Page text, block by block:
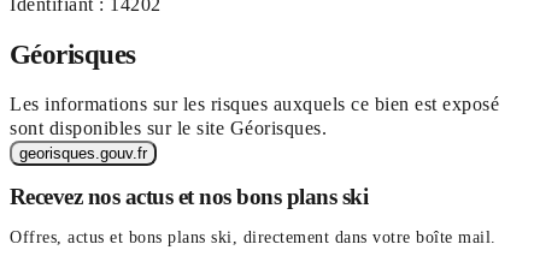
Géorisques
Les informations sur les risques auxquels ce bien est exposé
sont disponibles sur le site Géorisques.
georisques.gouv.fr
Recevez nos actus et nos bons plans ski
Offres, actus et bons plans ski, directement dans votre boîte mail.